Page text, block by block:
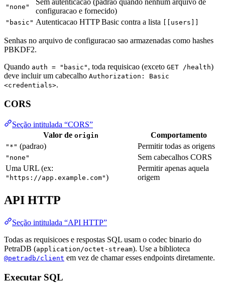
"none"
configuracao e fornecido)
"basic" Autenticacao HTTP Basic contra a lista [[users]]
Senhas no arquivo de configuracao sao armazenadas como hashes
PBKDF2.
Quando auth = "basic" , toda requisicao (exceto GET /health)
deve incluir um cabecalho Authorization: Basic
<credentials>.
CORS
Seção intitulada “CORS”
Valor de origin Comportamento
"*" (padrao) Permitir todas as origens
"none"
Sem cabecalhos CORS
Uma URL (ex:
"https://app.example.com")
Permitir apenas aquela
origem
API HTTP
Seção intitulada “API HTTP”
Todas as requisicoes e respostas SQL usam o codec binario do
PetraDB (application/octet-stream). Use a biblioteca
@petradb/client em vez de chamar esses endpoints diretamente.
Executar SQL